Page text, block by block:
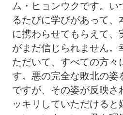
ム・ヒョンウクです。い
るたびに学びがあって、
に携わらせてもらえて、
がまだ信じられません。
ただいて、すべての方々
す。悪の完全な敗北の姿
ですが、その姿が反映さ
ッキリしていただけると